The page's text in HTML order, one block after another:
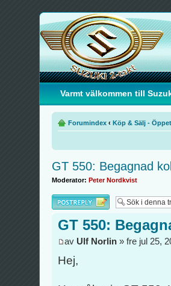
Varmt välkommen till
Forumindex ‹ Köp & Sälj -
GT 550: Begagnad
Moderator: Peter Nordkvist
Besvara
GT 550:
av Ulf Norlin » fre jul 25,
Hej,